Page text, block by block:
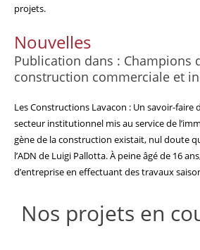
projets.
Nouvelles
Publication dans : Champions
construction commerciale et
Les Constructions Lavacon : Un savoir-faire
secteur institutionnel mis au service de
gène de la construction existait, nul doute
l’ADN de Luigi Pallotta. À peine âgé de 16
d’entreprise en effectuant des travaux
Nos projets en